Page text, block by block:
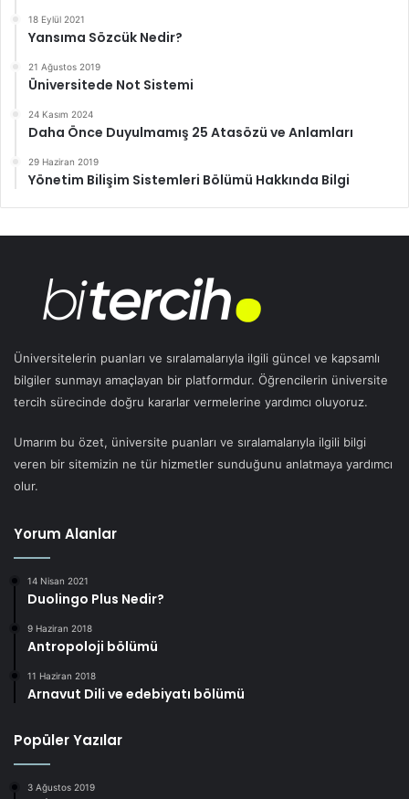
18 Eylül 2021
Yansıma Sözcük Nedir?
21 Ağustos 2019
Üniversitede Not Sistemi
24 Kasım 2024
Daha Önce Duyulmamış 25 Atasözü ve Anlamları
29 Haziran 2019
Yönetim Bilişim Sistemleri Bölümü Hakkında Bilgi
Üniversitelerin puanları ve sıralamalarıyla ilgili güncel ve kapsamlı
bilgiler sunmayı amaçlayan bir platformdur. Öğrencilerin üniversite
tercih sürecinde doğru kararlar vermelerine yardımcı oluyoruz.
Umarım bu özet, üniversite puanları ve sıralamalarıyla ilgili bilgi
veren bir sitemizin ne tür hizmetler sunduğunu anlatmaya yardımcı
olur.
Yorum Alanlar
14 Nisan 2021
Duolingo Plus Nedir?
9 Haziran 2018
Antropoloji bölümü
11 Haziran 2018
Arnavut Dili ve edebiyatı bölümü
Popüler Yazılar
3 Ağustos 2019